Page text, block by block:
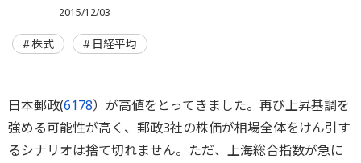
2015/12/03
株式 日経平均
日本郵政(6178）が高値をとってきました。再び上昇基調を
強める可能性が高く、郵政3社の株価が相場全体をけん引す
るシナリオは捨て切れません。ただ、上海総合指数が急に